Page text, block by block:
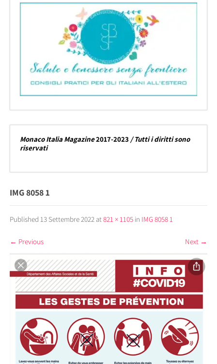
Monaco Italia Magazine2017-2023 / Tutti i diritti sono
riservati
IMG 8058 1
Published 13 Settembre 2022 at821 × 1105 in IMG 8058 1
← Previous Next →